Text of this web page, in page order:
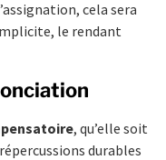
cela sera
le rendant
, qu’elle soit
durables